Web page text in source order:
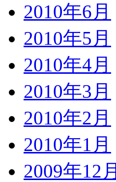
2010年6月
2010年5月
2010年4月
2010年3月
2010年2月
2010年1月
2009年12月